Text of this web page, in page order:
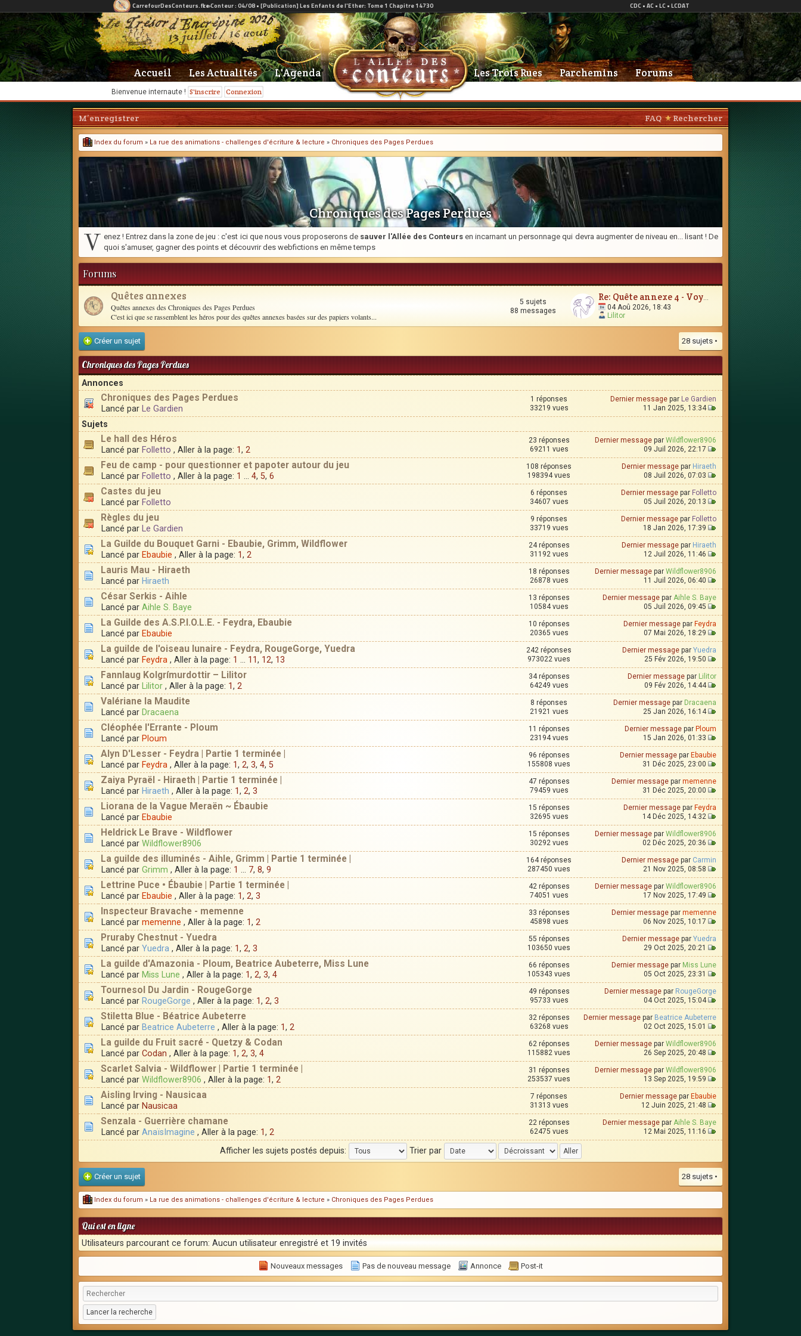
Bienvenue internaute ! S'inscrire Connexion
Accueil Les Actualités L'Agenda Les Trois Rues Parchemins Forums
FAQ Rechercher
M’enregistrer
Index du forum » La rue des animations - challenges d'écriture & lecture » Chroniques des Pages Perdues
Chroniques des Pages Perdues
V enez ! Entrez dans la zone de jeu : c'est ici que nous vous proposerons de sauver l'Allée des Conteurs en incarnant un personnage qui devra augmenter de niveau en... lisant ! De
quoi s'amuser, gagner des points et découvrir des webfictions en même temps
Forums
Quêtes annexes
Quêtes annexes des Chroniques des Pages Perdues
C'est ici que se rassemblent les héros pour des quêtes annexes basées sur des papiers volants...
5 sujets
88 messages
Re: Quête annexe 4 - Voyages et contrées lointaines
04 Aoû 2026, 18:43
Lilitor
Créer un sujet 28 sujets •
Chroniques des Pages Perdues
Annonces
Chroniques des Pages Perdues
Lancé par Le Gardien
1 réponses
33219 vues
Dernier message par Le Gardien
11 Jan 2025, 13:34
Sujets
Le hall des Héros
Lancé par Folletto , Aller à la page: 1, 2
23 réponses
69211 vues
Dernier message par Wildflower8906
09 Juil 2026, 22:17
Feu de camp - pour questionner et papoter autour du jeu
Lancé par Folletto , Aller à la page: 1 4, 5, 6
108 réponses
198394 vues
Dernier message par Hiraeth
08 Juil 2026, 07:03
Castes du jeu
Lancé par Folletto
6 réponses
34607 vues
Dernier message par Folletto
05 Juil 2026, 20:13
Règles du jeu
Lancé par Le Gardien
9 réponses
33719 vues
Dernier message par Folletto
18 Jan 2026, 17:39
La Guilde du Bouquet Garni - Ebaubie, Grimm, Wildflower
Lancé par Ebaubie , Aller à la page: 1, 2
24 réponses
31192 vues
Dernier message par Hiraeth
12 Juil 2026, 11:46
Lauris Mau - Hiraeth
Lancé par Hiraeth
18 réponses
26878 vues
Dernier message par Wildflower8906
11 Juil 2026, 06:40
César Serkis - Aihle
Lancé par Aihle S. Baye
13 réponses
10584 vues
Dernier message par Aihle S. Baye
05 Juil 2026, 09:45
La Guilde des A.S.P.I.O.L.E. - Feydra, Ebaubie
Lancé par Ebaubie
10 réponses
20365 vues
Dernier message par Feydra
07 Mai 2026, 18:29
La guilde de l'oiseau lunaire - Feydra, RougeGorge, Yuedra
Lancé par Feydra , Aller à la page: 1 11, 12, 13
242 réponses
973022 vues
Dernier message par Yuedra
25 Fév 2026, 19:50
Fannlaug Kolgrímurdottir – Lilitor
Lancé par Lilitor , Aller à la page: 1, 2
34 réponses
64249 vues
Dernier message par Lilitor
09 Fév 2026, 14:44
Valériane la Maudite
Lancé par Dracaena
8 réponses
21921 vues
Dernier message par Dracaena
25 Jan 2026, 16:14
Cléophée l'Errante - Ploum
Lancé par Ploum
11 réponses
23194 vues
Dernier message par Ploum
15 Jan 2026, 01:33
Alyn D'Lesser - Feydra | Partie 1 terminée |
Lancé par Feydra , Aller à la page: 1, 2, 3, 4, 5
96 réponses
155808 vues
Dernier message par Ebaubie
31 Déc 2025, 23:00
Zaiya Pyraël - Hiraeth | Partie 1 terminée |
Lancé par Hiraeth , Aller à la page: 1, 2, 3
47 réponses
79459 vues
Dernier message par memenne
31 Déc 2025, 20:00
Liorana de la Vague Meraën ~ Ébaubie
Lancé par Ebaubie
15 réponses
32695 vues
Dernier message par Feydra
14 Déc 2025, 14:32
Heldrick Le Brave - Wildflower
Lancé par Wildflower8906
15 réponses
30292 vues
Dernier message par Wildflower8906
02 Déc 2025, 20:36
La guilde des illuminés - Aihle, Grimm | Partie 1 terminée |
Lancé par Grimm , Aller à la page: 1 7, 8, 9
164 réponses
287450 vues
Dernier message par Carmin
21 Nov 2025, 08:58
Lettrine Puce • Ébaubie | Partie 1 terminée |
Lancé par Ebaubie , Aller à la page: 1, 2, 3
42 réponses
74051 vues
Dernier message par Wildflower8906
17 Nov 2025, 17:49
Inspecteur Bravache - memenne
Lancé par memenne , Aller à la page: 1, 2
33 réponses
45898 vues
Dernier message par memenne
06 Nov 2025, 10:17
Pruraby Chestnut - Yuedra
Lancé par Yuedra , Aller à la page: 1, 2, 3
55 réponses
103650 vues
Dernier message par Yuedra
29 Oct 2025, 20:21
La guilde d'Amazonia - Ploum, Beatrice Aubeterre, Miss Lune
Lancé par Miss Lune , Aller à la page: 1, 2, 3, 4
66 réponses
105343 vues
Dernier message par Miss Lune
05 Oct 2025, 23:31
Tournesol Du Jardin - RougeGorge
Lancé par RougeGorge , Aller à la page: 1, 2, 3
49 réponses
95733 vues
Dernier message par RougeGorge
04 Oct 2025, 15:04
Stiletta Blue - Béatrice Aubeterre
Lancé par Beatrice Aubeterre , Aller à la page: 1, 2
32 réponses
63268 vues
Dernier message par Beatrice Aubeterre
02 Oct 2025, 15:01
La guilde du Fruit sacré - Quetzy & Codan
Lancé par Codan , Aller à la page: 1, 2, 3, 4
62 réponses
115882 vues
Dernier message par Wildflower8906
26 Sep 2025, 20:48
Scarlet Salvia - Wildflower | Partie 1 terminée |
Lancé par Wildflower8906 , Aller à la page: 1, 2
31 réponses
253537 vues
Dernier message par Wildflower8906
13 Sep 2025, 19:59
Aisling Irving - Nausicaa
Lancé par Nausicaa
7 réponses
31313 vues
Dernier message par Ebaubie
12 Juin 2025, 21:48
Senzala - Guerrière chamane
Lancé par AnaïsImagine , Aller à la page: 1, 2
22 réponses
62475 vues
Dernier message par Aihle S. Baye
12 Mai 2025, 11:16
Afficher les sujets postés depuis: Trier par
Créer un sujet 28 sujets •
Index du forum » La rue des animations - challenges d'écriture & lecture » Chroniques des Pages Perdues
Qui est en ligne
Utilisateurs parcourant ce forum: Aucun utilisateur enregistré et 19 invités
Nouveaux messages Pas de nouveau message Annonce Post-it